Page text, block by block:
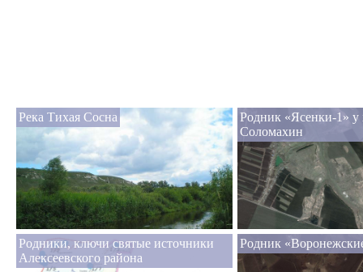
Река Тихая Сосна
Родник «Ясенки-1» у
Соломахин
Родники, ключи святые источники
Алексеевского района
Родник